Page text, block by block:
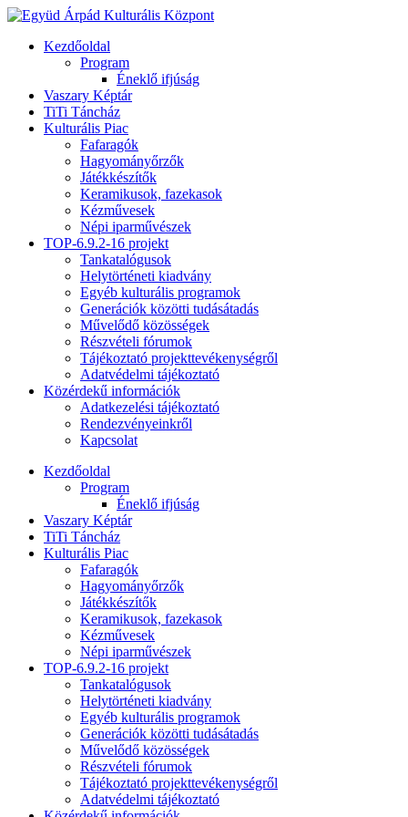
Kezdőoldal
Program
Éneklő ifjúság
Vaszary Képtár
TiTi Táncház
Kulturális Piac
Fafaragók
Hagyományőrzők
Játékkészítők
Keramikusok, fazekasok
Kézművesek
Népi iparművészek
TOP-6.9.2-16 projekt
Tankatalógusok
Helytörténeti kiadvány
Egyéb kulturális programok
Generációk közötti tudásátadás
Művelődő közösségek
Részvételi fórumok
Tájékoztató projekttevékenységről
Adatvédelmi tájékoztató
Közérdekű információk
Adatkezelési tájékoztató
Rendezvényeinkről
Kapcsolat
Kezdőoldal
Program
Éneklő ifjúság
Vaszary Képtár
TiTi Táncház
Kulturális Piac
Fafaragók
Hagyományőrzők
Játékkészítők
Keramikusok, fazekasok
Kézművesek
Népi iparművészek
TOP-6.9.2-16 projekt
Tankatalógusok
Helytörténeti kiadvány
Egyéb kulturális programok
Generációk közötti tudásátadás
Művelődő közösségek
Részvételi fórumok
Tájékoztató projekttevékenységről
Adatvédelmi tájékoztató